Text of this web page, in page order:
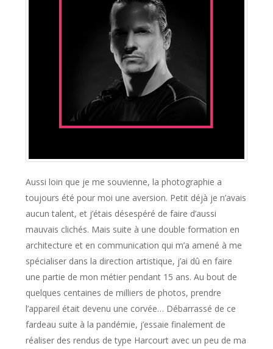
Aussi loin que je me souvienne, la photographie a
toujours été pour moi une aversion. Petit déjà je n’avais
aucun talent, et j’étais désespéré de faire d’aussi
mauvais clichés. Mais suite à une double formation en
architecture et en communication qui m’a amené à me
spécialiser dans la direction artistique, j’ai dû en faire
une partie de mon métier pendant 15 ans. Au bout de
quelques centaines de milliers de photos, prendre
l’appareil était devenu une corvée… Débarrassé de ce
fardeau suite à la pandémie, j’essaie finalement de
réaliser des rendus de type Harcourt avec un peu de ma